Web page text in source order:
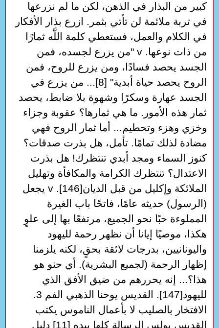
كبير من البذار في الذهن، لكن ما لم نزرعها
في تربة ملائمة لن تأتي بثمر. ازرع بذار الأفكار
في الكلام والعمل، فستعطي كلمة اللَّه ثمارًا
من ذات نوعها. v "من يزرع لجسده، فمن
الجسد يحصد فسادًا، ومن يزرع للروح، فمن
الروح يحصد حياة أبدية" [8]... من يزرع في
الجسد عهارة وسكرًا وشهوة بلا ضابط، يحصد
ثمار هذه الأمور. ما هي ثمارها؟ عقوبة وجزاء
وخزي وهزء وتحطيم... أما ثمار الروح فهي
مضادة لذلك تمامًا. تأمل، هل بذرت صدقات؟
كنوز السماء ومجد أبدي تنتظرك! هل بذرت
الاعتدال؟ تنتظرك الكرامة والمكافأة وتهليل
الملائكة وإكليل من قبل الديان[146]. v يجعل
(الرسول) حديثه عامًا، فاتحًا باب الغيرة
المملوءة حبًا نحو الجميع، مرتفعًا بها إلى علوٍ
هكذا، موصيًا إيانا أن نظهر رحمة لليهود
واليونانيين، بدرجات لائقة بحقٍ، لكنه يلزمنا
إظهار الرحمة (لجميع البشرية). أي حنو هو
هذا؟... إنه يحررهم من ضيق الأفق الذي
لليهود[147]. القديس يوحنا الذهبي الفم 3.
الافتخار بالصليب لا بأعمال الناموس يكتب
القديس بولس الرسالة كلها بيده [11] دليل